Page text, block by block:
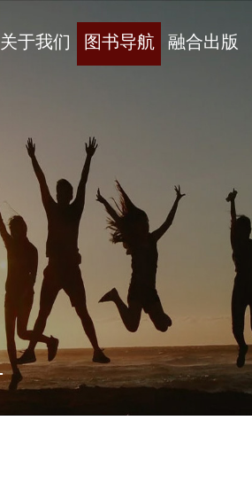
关于我们 图书导航 融合出版